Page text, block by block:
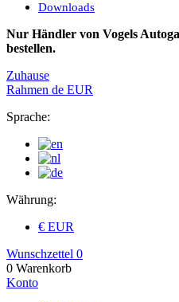
Downloads
Nur Händler von Vogels
bestellen.
Zuhause
Rahmen de EUR
Sprache:
Währung:
€ EUR
Wunschzettel 0
0 Warenkorb
Konto